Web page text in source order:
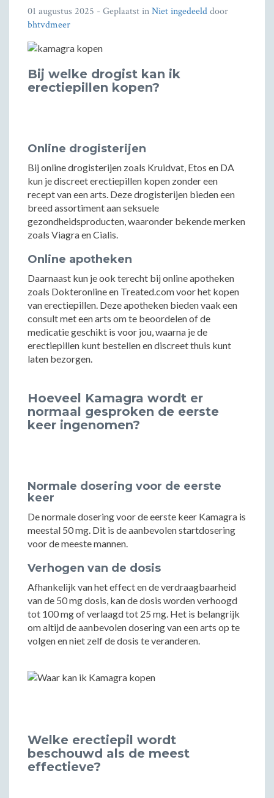
01 augustus 2025 - Geplaatst inNiet ingedeelddoor
bhtvdmeer
Bij welke drogist kan ik
erectiepillen kopen?
Online drogisterijen
Bij online drogisterijen zoals Kruidvat, Etos en DA
kun je discreet erectiepillen kopen zonder een
recept van een arts. Deze drogisterijen bieden een
breed assortiment aan seksuele
gezondheidsproducten, waaronder bekende merken
zoals Viagra en Cialis.
Online apotheken
Daarnaast kun je ook terecht bij online apotheken
zoals Dokteronline en Treated.com voor het kopen
van erectiepillen. Deze apotheken bieden vaak een
consult met een arts om te beoordelen of de
medicatie geschikt is voor jou, waarna je de
erectiepillen kunt bestellen en discreet thuis kunt
laten bezorgen.
Hoeveel Kamagra wordt er
normaal gesproken de eerste
keer ingenomen?
Normale dosering voor de eerste
keer
De normale dosering voor de eerste keer Kamagra is
meestal 50 mg. Dit is de aanbevolen startdosering
voor de meeste mannen.
Verhogen van de dosis
Afhankelijk van het effect en de verdraagbaarheid
van de 50 mg dosis, kan de dosis worden verhoogd
tot 100 mg of verlaagd tot 25 mg. Het is belangrijk
om altijd de aanbevolen dosering van een arts op te
volgen en niet zelf de dosis te veranderen.
Welke erectiepil wordt
beschouwd als de meest
effectieve?